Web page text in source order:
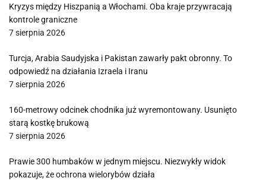
Kryzys między Hiszpanią a Włochami. Oba kraje przywracają
kontrole graniczne
7 sierpnia 2026
Turcja, Arabia Saudyjska i Pakistan zawarły pakt obronny. To
odpowiedź na działania Izraela i Iranu
7 sierpnia 2026
160-metrowy odcinek chodnika już wyremontowany. Usunięto
starą kostkę brukową
7 sierpnia 2026
Prawie 300 humbaków w jednym miejscu. Niezwykły widok
pokazuje, że ochrona wielorybów działa